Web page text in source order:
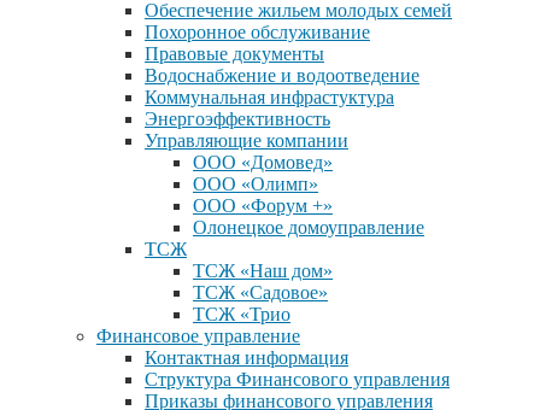
Обеспечение жильем молодых семей
Похоронное обслуживание
Правовые документы
Водоснабжение и водоотведение
Коммунальная инфрастуктура
Энергоэффективность
Управляющие компании
ООО «Домовед»
ООО «Олимп»
ООО «Форум +»
Олонецкое домоуправление
ТСЖ
ТСЖ «Наш дом»
ТСЖ «Садовое»
ТСЖ «Трио
Финансовое управление
Контактная информация
Структура Финансового управления
Приказы финансового управления